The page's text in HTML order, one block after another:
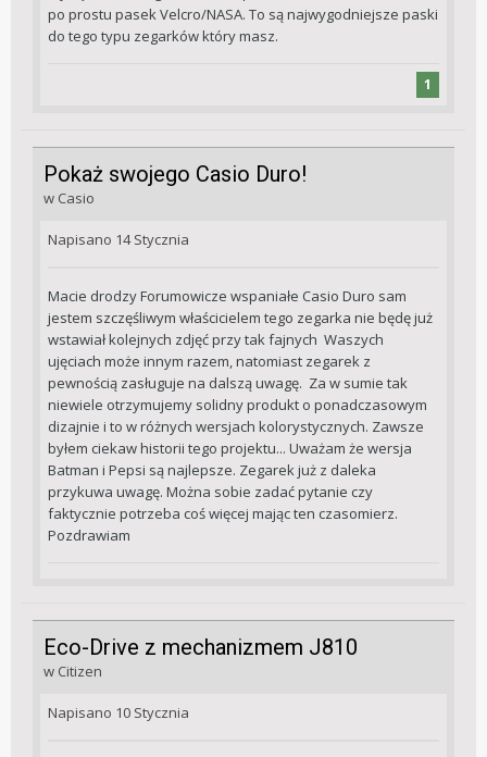
po prostu pasek Velcro/NASA. To są najwygodniejsze paski
do tego typu zegarków który masz.
1
Pokaż swojego Casio Duro!
w Casio
Napisano 14 Stycznia
Macie drodzy Forumowicze wspaniałe Casio Duro sam
jestem szczęśliwym właścicielem tego zegarka nie będę już
wstawiał kolejnych zdjęć przy tak fajnych Waszych
ujęciach może innym razem, natomiast zegarek z
pewnością zasługuje na dalszą uwagę. Za w sumie tak
niewiele otrzymujemy solidny produkt o ponadczasowym
dizajnie i to w różnych wersjach kolorystycznych. Zawsze
byłem ciekaw historii tego projektu... Uważam że wersja
Batman i Pepsi są najlepsze. Zegarek już z daleka
przykuwa uwagę. Można sobie zadać pytanie czy
faktycznie potrzeba coś więcej mając ten czasomierz.
Pozdrawiam
Eco-Drive z mechanizmem J810
w Citizen
Napisano 10 Stycznia